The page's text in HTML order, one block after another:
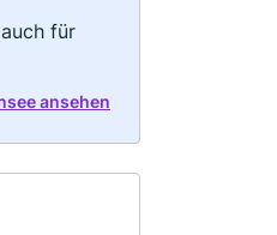
für
ansehen